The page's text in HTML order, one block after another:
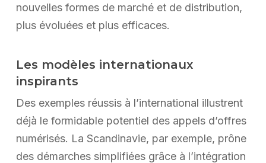
nouvelles formes de marché et de distribution,
plus évoluées et plus efficaces.
Les modèles internationaux
inspirants
Des exemples réussis à l’international illustrent
déjà le formidable potentiel des appels d’offres
numérisés. La Scandinavie, par exemple, prône
des démarches simplifiées grâce à l’intégration